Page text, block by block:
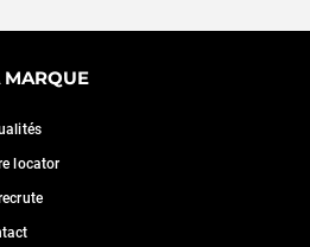
MARQUE
locator